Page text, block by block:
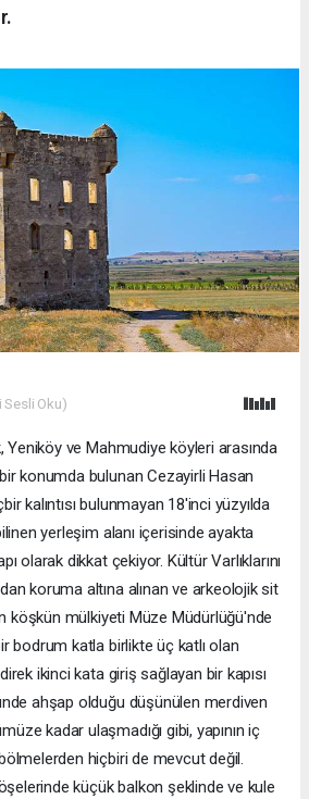
Sesli Oku)
Yeniköy ve Mahmudiye köyleri arasında
konumda bulunan Cezayirli Hasan
kalıntısı bulunmayan 18'inci yüzyılda
yerleşim alanı içerisinde ayakta
olarak dikkat çekiyor. Kültür Varlıklarını
koruma altına alınan ve arkeolojik sit
köşkün mülkiyeti Müze Müdürlüğü'nde
bodrum katla birlikte üç katlı olan
ikinci kata giriş sağlayan bir kapısı
ahşap olduğu düşünülen merdiven
kadar ulaşmadığı gibi, yapının iç
hiçbiri de mevcut değil.
köşelerinde küçük balkon şeklinde ve kule